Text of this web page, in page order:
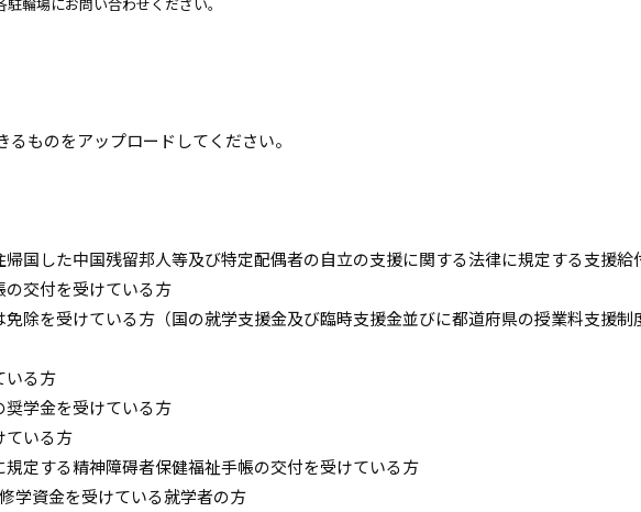
ものをアップロードしてください。
国した中国残留邦人等及び特定配偶者の自立の支援に関する法律に規定する支援給
交付を受けている方
除を受けている方（国の就学支援金及び臨時支援金並びに都道府県の授業料支援制
いる方
学金を受けている方
ている方
定する精神障碍者保健福祉手帳の交付を受けている方
学資金を受けている就学者の方